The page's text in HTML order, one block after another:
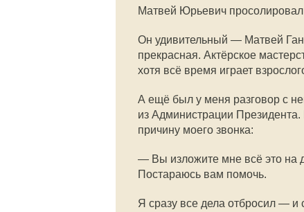
Матвей Юрьевич
Он удивительный — Матвей
прекрасная. Актёрское
хотя всё время играет
А ещё был у меня разговор с
из Администрации
причину моего звонка:
— Вы изложите мне всё это на
Постараюсь вам помочь.
Я сразу все дела отбросил — и